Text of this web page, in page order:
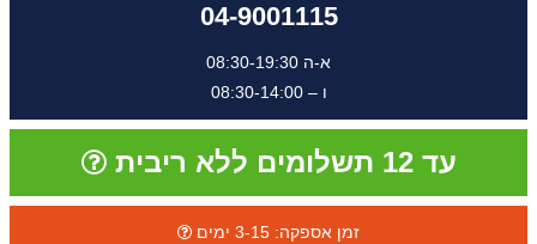
04-9001115
א-ה 08:30-19:30
ו – 08:30-14:00
עד 12 תשלומים ללא ריבית
זמן אספקה: 3-15 ימים